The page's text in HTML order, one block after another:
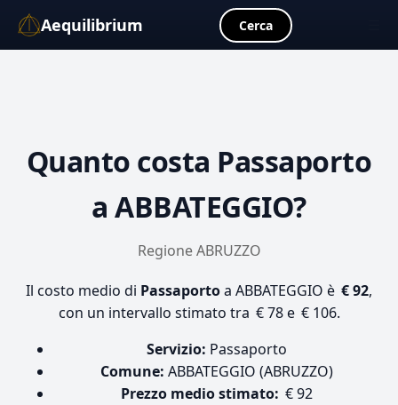
Aequilibrium Cerca
Quanto costa Passaporto
a ABBATEGGIO?
Regione ABRUZZO
Il costo medio di Passaportoa ABBATEGGIO è € 92,
con un intervallo stimato tra € 78 e € 106.
Servizio: Passaporto
Comune: ABBATEGGIO (ABRUZZO)
Prezzo medio stimato: € 92